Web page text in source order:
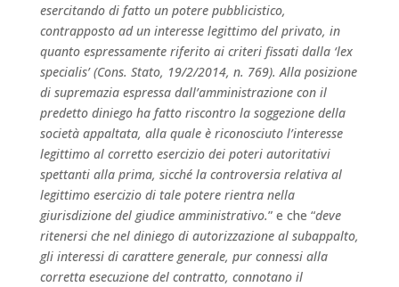
esercitando di fatto un potere pubblicistico,
contrapposto ad un interesse legittimo del privato, in
quanto espressamente riferito ai criteri fissati dalla ‘lex
specialis’ (Cons. Stato, 19/2/2014, n. 769). Alla posizione
di supremazia espressa dall’amministrazione con il
predetto diniego ha fatto riscontro la soggezione della
società appaltata, alla quale è riconosciuto l’interesse
legittimo al corretto esercizio dei poteri autoritativi
spettanti alla prima, sicché la controversia relativa al
legittimo esercizio di tale potere rientra nella
giurisdizione del giudice amministrativo.” e che “deve
ritenersi che nel diniego di autorizzazione al subappalto,
gli interessi di carattere generale, pur connessi alla
corretta esecuzione del contratto, connotano il